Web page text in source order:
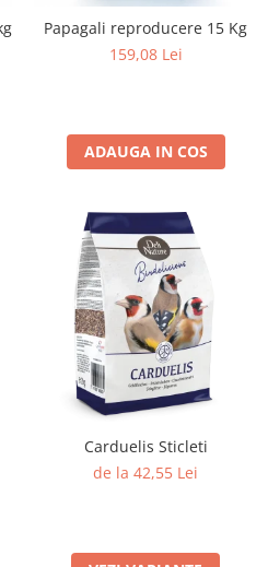
Papagali reproducere 15 Kg
159,08 Lei
ADAUGA IN COS
Carduelis Sticleti
de la 42,55 Lei